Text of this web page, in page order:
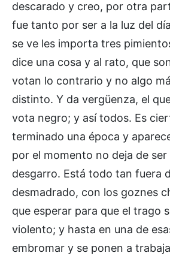
descarado y creo, por otra
fue tanto por ser a la luz del
se ve les importa tres
dice una cosa y al rato, que
votan lo contrario y no algo
distinto. Y da vergüenza, el
vota negro; y así todos. Es
terminado una época y
por el momento no deja de ser
desgarro. Está todo tan fuera
desmadrado, con los goznes
que esperar para que el trago
violento; y hasta en una de
embromar y se ponen a